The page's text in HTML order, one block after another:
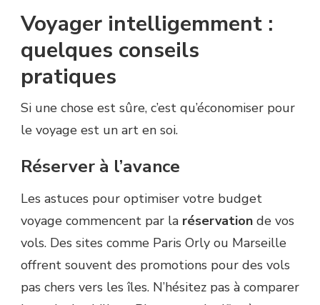
Voyager intelligemment :
quelques conseils
pratiques
Si une chose est sûre, c’est qu’économiser pour
le voyage est un art en soi.
Réserver à l’avance
Les astuces pour optimiser votre budget
voyage commencent par la réservation de vos
vols. Des sites comme Paris Orly ou Marseille
offrent souvent des promotions pour des vols
pas chers vers les îles. N’hésitez pas à comparer